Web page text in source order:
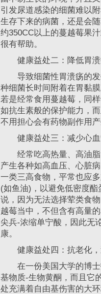
引发尿道感染的细菌难以
生存下来的病菌，还是会
约350CC以上的蔓越莓果
很有帮助。
健康益处二：降低胃溃
导致细菌性胃溃疡的发
种细菌长时间附着在胃黏
若是经常食用蔓越莓，同
如抗生素般的保护能力，
不用担心会有药物副作用
健康益处三：减少心血
经常吃高热量、高油脂
产生各种如高血压、心脏
一类三高食物，平常也应
(如鱼油)，以避免低密度
说，因为无法选择荤类食
越莓当中，不但含有高量
尖兵-浓缩单宁酸，因此无
康。
健康益处四：抗老化，
在一份美国大学的博士
基物质-生物黄酮，而且它
处充满着自由基伤害的大